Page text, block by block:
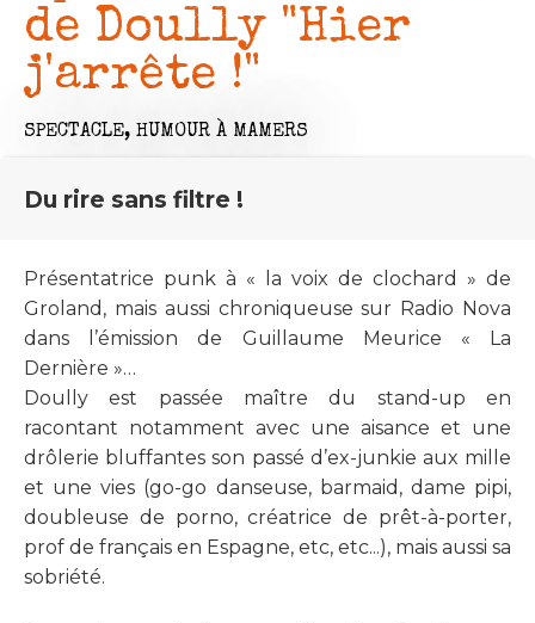
de Doully "Hier
j'arrête !"
SPECTACLE, HUMOUR À MAMERS
Du rire sans filtre !
Présentatrice punk à « la voix de clochard » de
Groland, mais aussi chroniqueuse sur Radio Nova
dans l’émission de Guillaume Meurice « La
Dernière »…
Doully est passée maître du stand-up en
racontant notamment avec une aisance et une
drôlerie bluffantes son passé d’ex-junkie aux mille
et une vies (go-go danseuse, barmaid, dame pipi,
doubleuse de porno, créatrice de prêt-à-porter,
prof de français en Espagne, etc, etc...), mais aussi sa
sobriété.